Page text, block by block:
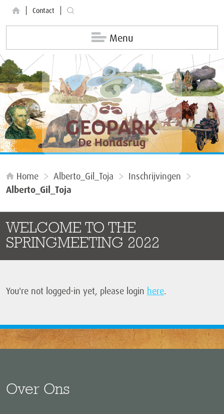
Contact
Menu
Home Alberto_Gil_Toja
Inschrijvingen
Alberto_Gil_Toja
WELCOME TO THE
SPRINGMEETING 2022
You're not logged-in yet, please login here.
Over Ons